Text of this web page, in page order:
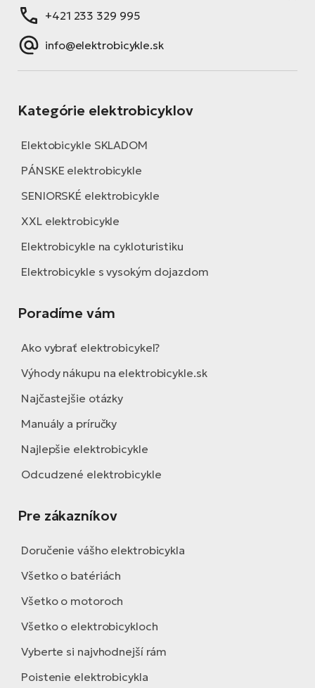
+421 233 329 995
info@elektrobicykle.sk
Kategórie elektrobicyklov
Elektobicykle SKLADOM
PÁNSKE elektrobicykle
SENIORSKÉ elektrobicykle
XXL elektrobicykle
Elektrobicykle na cykloturistiku
Elektrobicykle s vysokým dojazdom
Poradíme vám
Ako vybrať elektrobicykel?
Výhody nákupu na elektrobicykle.sk
Najčastejšie otázky
Manuály a príručky
Najlepšie elektrobicykle
Odcudzené elektrobicykle
Pre zákazníkov
Doručenie vášho elektrobicykla
Všetko o batériách
Všetko o motoroch
Všetko o elektrobicykloch
Vyberte si najvhodnejší rám
Poistenie elektrobicykla